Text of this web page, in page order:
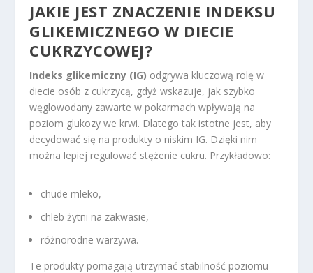
JAKIE JEST ZNACZENIE INDEKSU
GLIKEMICZNEGO W DIECIE
CUKRZYCOWEJ?
Indeks glikemiczny (IG) odgrywa kluczową rolę w
diecie osób z cukrzycą, gdyż wskazuje, jak szybko
węglowodany zawarte w pokarmach wpływają na
poziom glukozy we krwi. Dlatego tak istotne jest, aby
decydować się na produkty o niskim IG. Dzięki nim
można lepiej regulować stężenie cukru. Przykładowo:
chude mleko,
chleb żytni na zakwasie,
różnorodne warzywa.
Te produkty pomagają utrzymać stabilność poziomu